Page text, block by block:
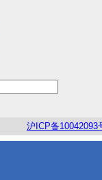
沪 ICP备10042093